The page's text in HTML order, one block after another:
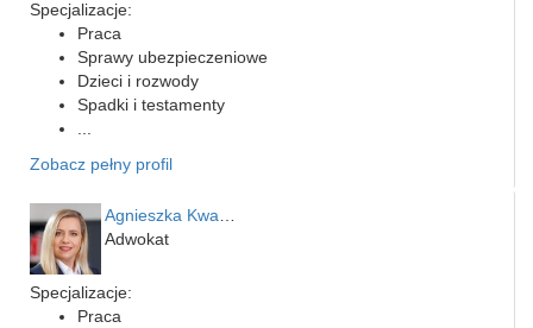
Specjalizacje:
Praca
Sprawy ubezpieczeniowe
Dzieci i rozwody
Spadki i testamenty
Zobacz pełny profil
Adwokat
Specjalizacje:
Praca